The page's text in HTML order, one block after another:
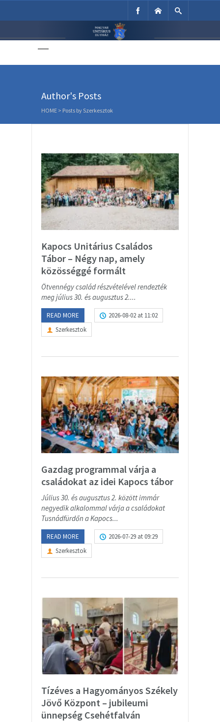
Unitárius Egyház
Author's Posts
HOME > Posts by Szerkesztok
Kapocs Unitárius Családos
Tábor – Négy nap, amely
közösséggé formált
Ötvennégy család részvételével rendezték
meg július 30. és augusztus 2....
READ MORE
2026-08-02 at 11:02
Szerkesztok
Gazdag programmal várja a
családokat az idei Kapocs tábor
Július 30. és augusztus 2. között immár
negyedik alkalommal várja a családokat
Tusnádfürdőn a Kapocs...
READ MORE
2026-07-29 at 09:29
Szerkesztok
Tízéves a Hagyományos Székely
Jövő Központ – jubileumi
ünnepség Csehétfalván